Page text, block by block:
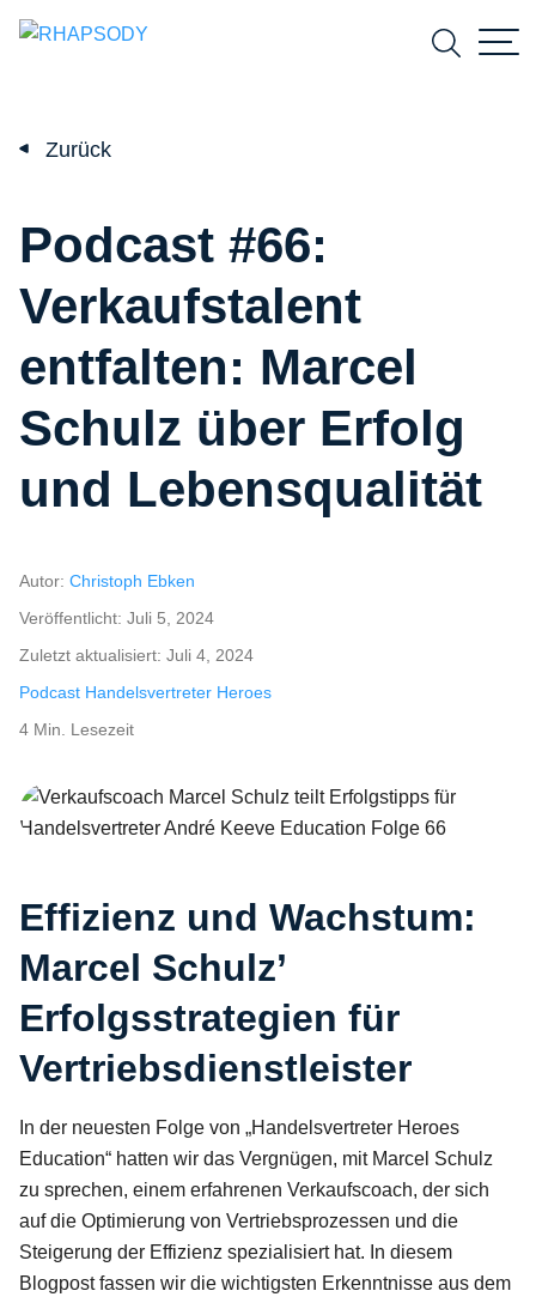
Zurück
Podcast #66:
Verkaufstalent
entfalten: Marcel
Schulz über Erfolg
und Lebensqualität
Autor: Christoph Ebken
Veröffentlicht: Juli 5, 2024
Zuletzt aktualisiert: Juli 4, 2024
Podcast Handelsvertreter Heroes
4 Min. Lesezeit
Effizienz und Wachstum:
Marcel Schulz’
Erfolgsstrategien für
Vertriebsdienstleister
In der neuesten Folge von „Handelsvertreter Heroes
Education“ hatten wir das Vergnügen, mit Marcel Schulz
zu sprechen, einem erfahrenen Verkaufscoach, der sich
auf die Optimierung von Vertriebsprozessen und die
Steigerung der Effizienz spezialisiert hat. In diesem
Blogpost fassen wir die wichtigsten Erkenntnisse aus dem